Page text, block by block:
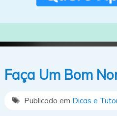
Faça Um Bom
Publicado em Dicas e